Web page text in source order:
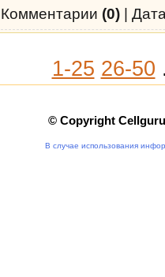
Комментарии (0) |
1-25 26-50
© Copyright
В случае использования